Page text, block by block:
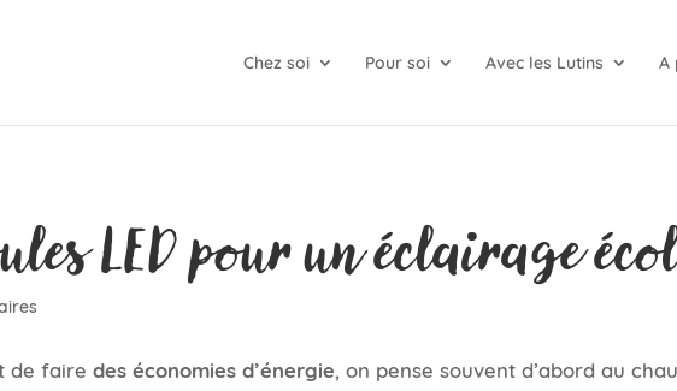
Chez soi Pour soi Avec les Lutins A
LED pour un éclairage
de fairedes économies d’énergie, on pense souvent d’abord au